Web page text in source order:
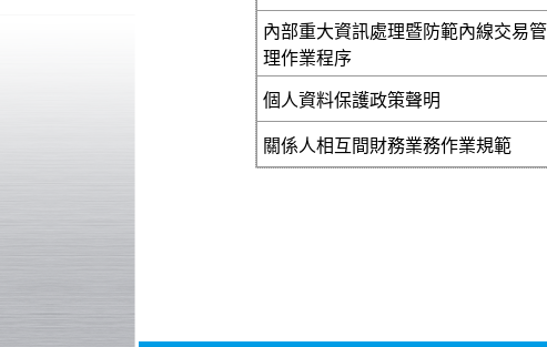
內部重大資訊處理暨防範內線交易管
理作業程序
個人資料保護政策聲明
關係人相互間財務業務作業規範